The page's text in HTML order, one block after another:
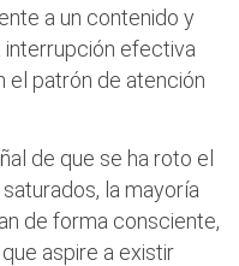
a un contenido y
interrupción efectiva
el patrón de atención
de que se ha roto el
la mayoría
de forma consciente,
aspire a existir